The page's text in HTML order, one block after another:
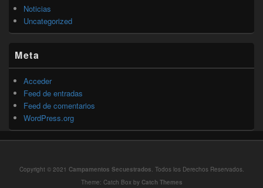
Noticias
Uncategorized
Meta
Acceder
Feed de entradas
Feed de comentarios
WordPress.org
Copyright © 2021 Campamentos Secuestrados. Todos los Derechos Reservados.
Theme: Catch Box by Catch Themes